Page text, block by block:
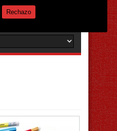
Rechazo